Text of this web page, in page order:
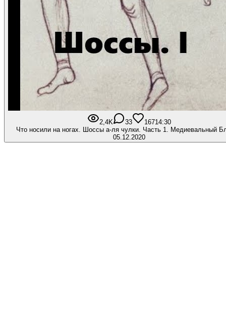
2,4K 33 16714:30
Что носили на ногах. Шоссы а-ля чулки. Часть 1. Медиевальный
05.12.2020